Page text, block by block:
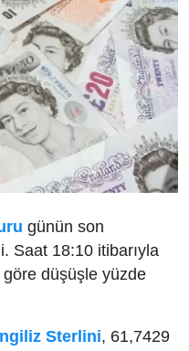
günün son
Saat 18:10 itibarıyla
düşüşle yüzde
Sterlini, 61,7429